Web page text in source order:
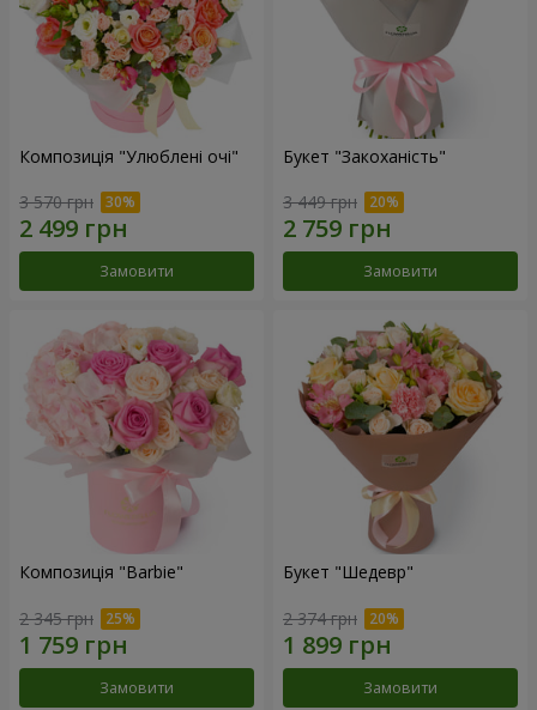
Композиція "Улюблені очі"
3 570 грн
Замовити
Букет "Закоханість"
3 449 грн
Замовити
Композиція "Barbie"
2 345 грн
Замовити
Букет "Шедевр"
2 374 грн
Замовити